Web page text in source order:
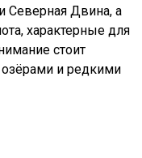
Северная Двина, а
характерные для
стоит
и редкими